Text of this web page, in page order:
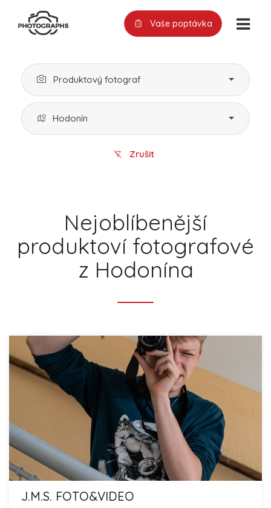
Vaše poptávka
Produktový fotograf
Hodonín
Zrušit
Nejoblíbenější
produktoví fotografové
z Hodonína
J.M.S. FOTO&VIDEO